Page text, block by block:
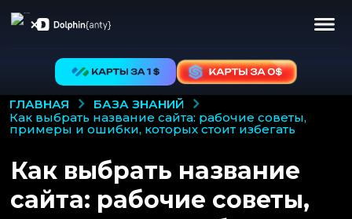
ГЛАВНАЯ
БАЗА ЗНАНИЙ
как выбрать название сайта: рабочие советы,
примеры и ошибки, которых стоит избегать
Как выбрать название
сайта: рабочие советы,